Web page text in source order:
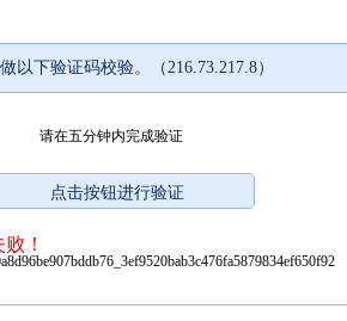
以下验证码校验。（216.73.217.8）
请在五分钟内完成验证
！